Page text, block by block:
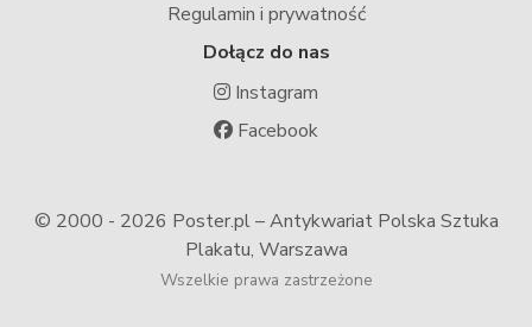
Regulamin i prywatność
Dołącz do nas
Instagram
Facebook
© 2000 - 2026 Poster.pl – Antykwariat Polska Sztuka
Plakatu, Warszawa
Wszelkie prawa zastrzeżone